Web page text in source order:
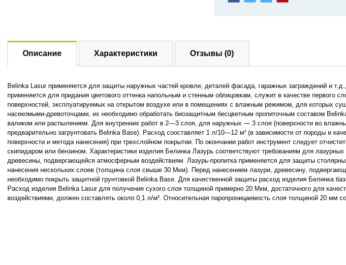
Описание
Belinka Lasur применяется для защиты наружных частей кровли, деталей фасада, гаражных заграждений и
применяется для придания цветового оттенка напольным и стенным облицовкам, служит в качестве первого
поверхностей, эксплуатируемых на открытом воздухе или в помещениях с влажным режимом, для которых
насекомыми-древоточцами, их необходимо обработать биозащитным бесцветным пропиточным составом
валиком или распылением. Для внутренних работ в 2—3 слоя, для наружных — 3 слоя (поверхности во
предварительно загрунтовать Belinka Base). Расход сооставляет 1 л/10—12 м² (в зависимости от породы и
поверхности и метода нанесения) при трехслойном покрытии. По окончании работ инструмент следует
скипидаром или бензином. Характеристики изделия Белинка Лазурь соответствуют требованиям для
древесины, подвергающейся атмосферным воздействиям. Лазурь-пропитка применяется для защиты
нанесения нескольких слоев (толщина слоя свыше 30 Мкм). Перед нанесением лазури, древесину,
необходимо покрыть защитной грунтовкой Belinka Base. Для качественной защиты расход изделия Белинка
Расход изделия Belinka Lasur для получения сухого слоя толщиной примерно 20 Мкм, достаточного для
воздействиями, должен составлять около 0,1 л/м². Относительная паропроницаемость слоя толщиной 20 мм
Характеристики Отзывы (0)